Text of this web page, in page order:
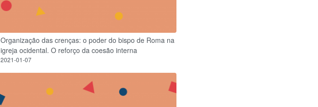
Organização das crenças: o poder do bispo de Roma na
igreja ocidental. O reforço da coesão interna
2021-01-07